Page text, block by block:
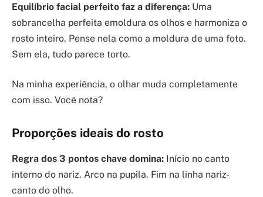
Equilíbrio facial perfeito faz a diferença: Uma
sobrancelha perfeita emoldura os olhos e harmoniza o
rosto inteiro. Pense nela como a moldura de uma foto.
Sem ela, tudo parece torto.
Na minha experiência, o olhar muda completamente
com isso. Você nota?
Proporções ideais do rosto
Regra dos 3 pontos chave domina: Início no canto
interno do nariz. Arco na pupila. Fim na linha nariz-
canto do olho.